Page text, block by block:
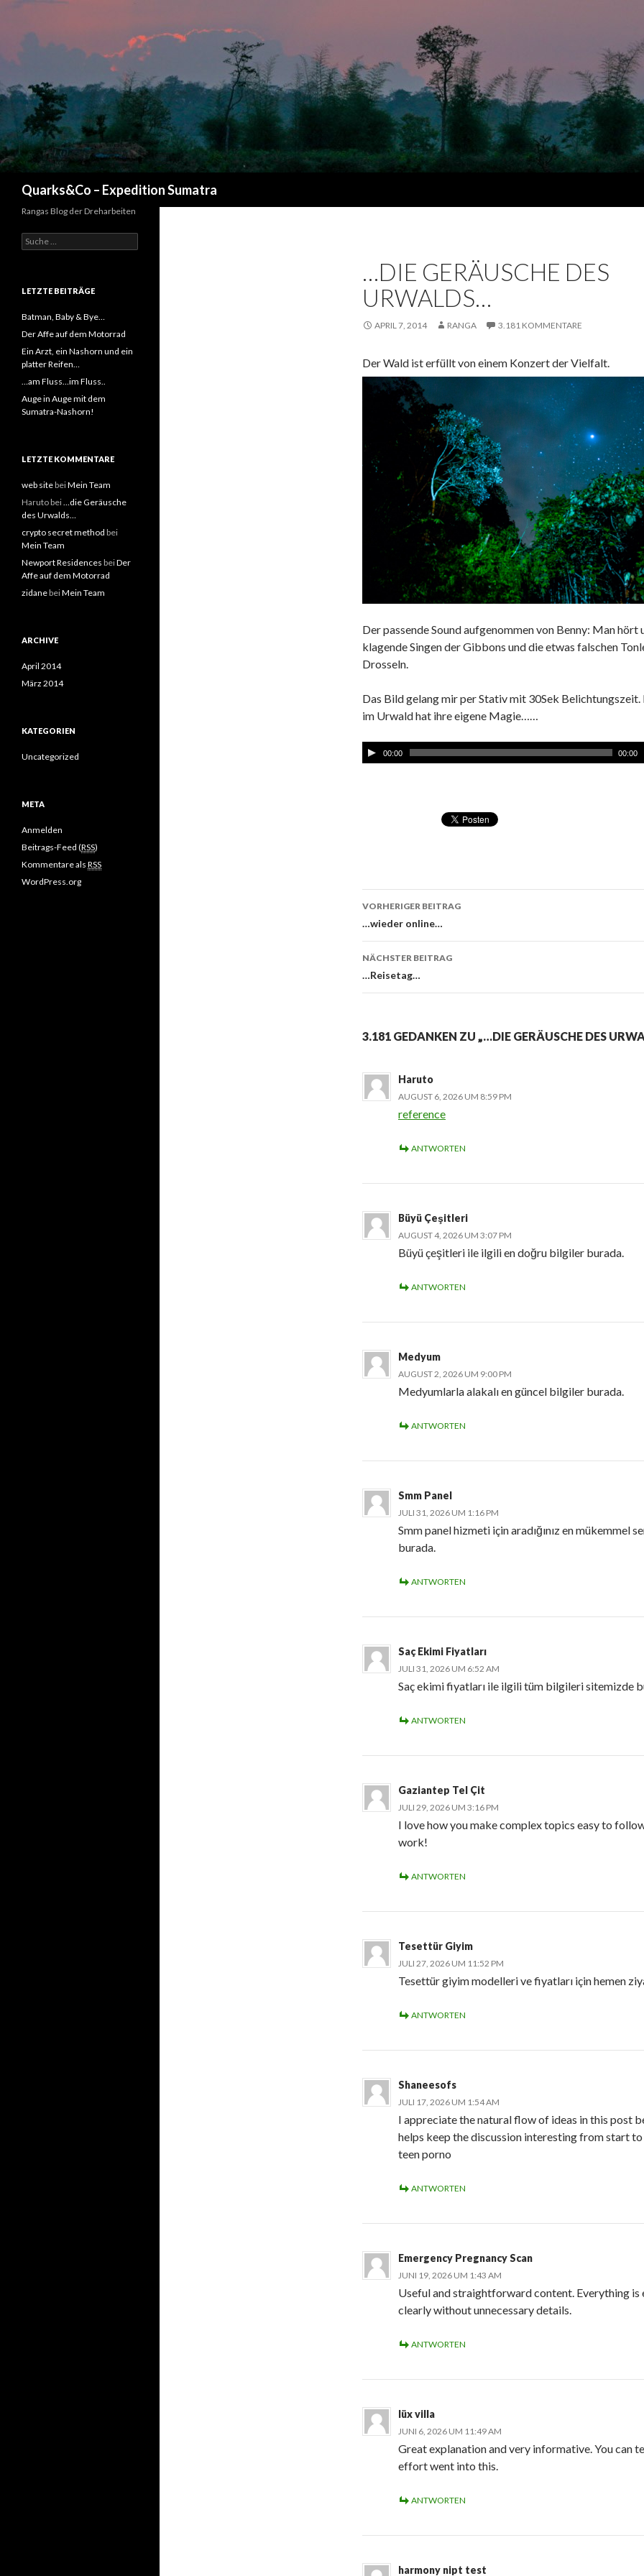
Quarks&Co – Expedition Sumatra
…DIE GERÄUSCHE DES
URWALDS…
APRIL 7, 2014 RANGA 3.181 KOMMENTARE
Der Wald ist erfüllt von einem Konzert der Vielfalt.
Der passende Sound aufgenommen von Benny: Man hört
klagende Singen der Gibbons und die etwas falschen
Drosseln.
Das Bild gelang mir per Stativ mit 30Sek
im Urwald hat ihre eigene Magie……
00:00 00:00
Beitragsnavigation
VORHERIGER BEITRAG
…wieder online…
NÄCHSTER BEITRAG
…Reisetag…
3.181 GEDANKEN ZU „…DIE GERÄUSCHE DES
Haruto
AUGUST 6, 2026 UM 8:59 PM
reference
ANTWORTEN
Büyü Çeşitleri
AUGUST 4, 2026 UM 3:07 PM
Büyü çeşitleri ile ilgili en doğru bilgiler burada.
ANTWORTEN
Medyum
AUGUST 2, 2026 UM 9:00 PM
Medyumlarla alakalı en güncel bilgiler burada.
ANTWORTEN
Smm Panel
JULI 31, 2026 UM 1:16 PM
Smm panel hizmeti için aradığınız en mükemmel
burada.
ANTWORTEN
Saç Ekimi Fiyatları
JULI 31, 2026 UM 6:52 AM
Saç ekimi fiyatları ile ilgili tüm bilgileri sitemizde
ANTWORTEN
Gaziantep Tel Çit
JULI 29, 2026 UM 3:16 PM
I love how you make complex topics easy to
work!
ANTWORTEN
Tesettür Giyim
JULI 27, 2026 UM 11:52 PM
Tesettür giyim modelleri ve fiyatları için hemen
ANTWORTEN
Shaneesofs
JULI 17, 2026 UM 1:54 AM
I appreciate the natural flow of ideas in this post
helps keep the discussion interesting from start to
teen porno
ANTWORTEN
Emergency Pregnancy Scan
JUNI 19, 2026 UM 1:43 AM
Useful and straightforward content. Everything is
clearly without unnecessary details.
ANTWORTEN
lüx villa
JUNI 6, 2026 UM 11:49 AM
Great explanation and very informative. You can
effort went into this.
ANTWORTEN
harmony nipt test
Rangas Blog der Dreharbeiten
Suche nach:
LETZTE BEITRÄGE
Batman, Baby & Bye…
Der Affe auf dem Motorrad
Ein Arzt, ein Nashorn und ein
platter Reifen…
…am Fluss…im Fluss..
Auge in Auge mit dem
Sumatra-Nashorn!
LETZTE KOMMENTARE
web sitebeiMein Team
Haruto bei…die Geräusche
des Urwalds…
crypto secret method bei
Mein Team
Newport Residences beiDer
Affe auf dem Motorrad
zidanebeiMein Team
ARCHIVE
April 2014
März 2014
KATEGORIEN
Uncategorized
META
Anmelden
Beitrags-Feed (RSS)
Kommentare als RSS
WordPress.org